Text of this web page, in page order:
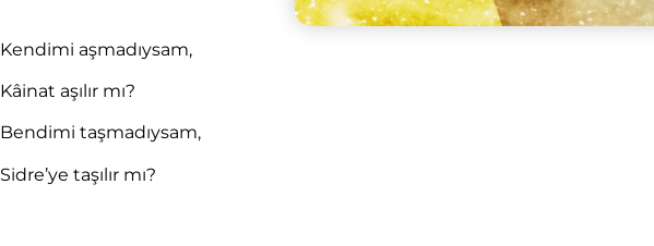
Kendimi aşmadıysam,
Kâinat aşılır mı?
Bendimi taşmadıysam,
Sidre’ye taşılır mı?